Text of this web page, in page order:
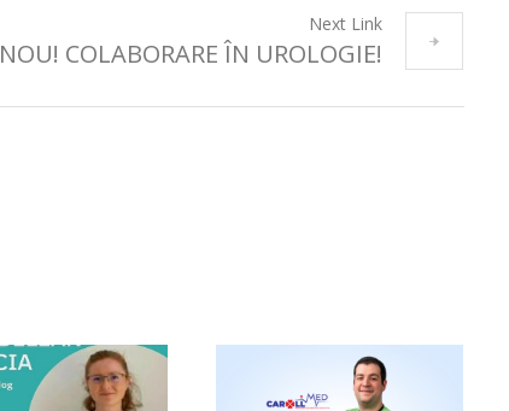
Next Link
NOU! COLABORARE ÎN UROLOGIE!